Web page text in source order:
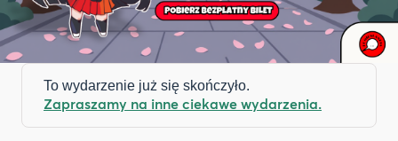
To wydarzenie już się skończyło.
Zapraszamy na inne ciekawe wydarzenia.